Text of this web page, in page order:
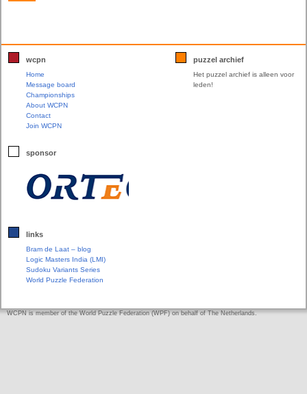
wcpn
Home
Message board
Championships
About WCPN
Contact
Join WCPN
sponsor
links
Bram de Laat – blog
Logic Masters India (LMI)
Sudoku Variants Series
World Puzzle Federation
puzzel archief
Het puzzel archief is alleen voor
leden!
WCPN is member of the World Puzzle Federation (WPF) on behalf of The Netherlands.